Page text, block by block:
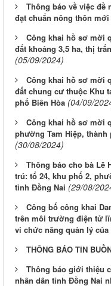
Thông báo về việc đề
đạt chuẩn nông thôn mới
Công khai hồ sơ mời
đất khoảng 3,5 ha, thị
(05/09/2024)
Công khai hồ sơ mời
đất chung cư thuộc Khu
phố Biên Hòa (04/09/
Công khai hồ sơ mời
phường Tam Hiệp,
(30/08/2024)
Thông báo cho bà Lê
trú: tổ 24, khu phố 2,
tỉnh Đồng Nai (29/08/
Công bố công khai
trên môi trường điện tử
vi chức năng quản lý
THÔNG BÁO TIN
Thông báo giới thiệu
nhân dân tỉnh Đồng Nai